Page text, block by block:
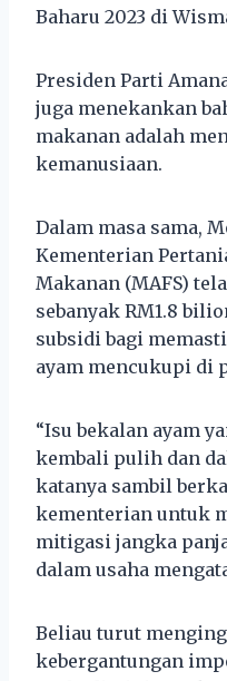
Baharu 2023 di
Presiden Parti
juga menekankan
makanan adalah
kemanusiaan.
Dalam masa sama,
Kementerian
Makanan (MAFS)
sebanyak RM1.8
subsidi bagi
ayam mencukupi di
“Isu bekalan ayam
kembali pulih dan
katanya sambil
kementerian untuk
mitigasi jangka
dalam usaha
Beliau turut
kebergantungan